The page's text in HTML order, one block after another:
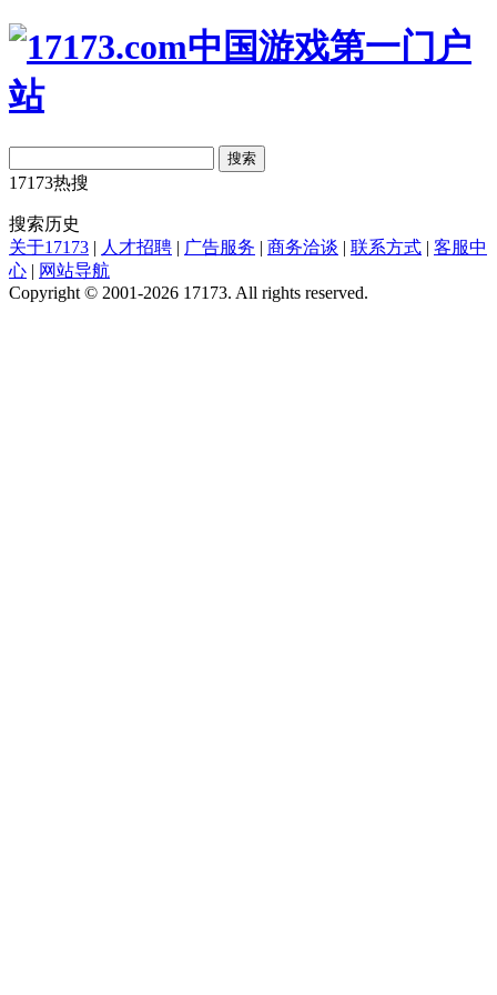
搜索
17173热搜
搜索历史
关于17173 | 人才招聘 | 广告服务 | 商务洽谈 | 联系方式 | 客服中
心 | 网站导航
Copyright © 2001-2026 17173. All rights reserved.